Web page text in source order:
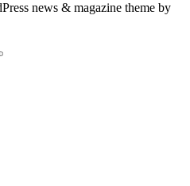
news & magazine theme by